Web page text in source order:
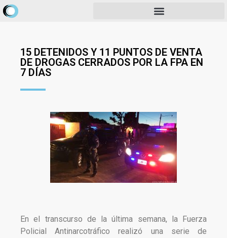
15 DETENIDOS Y 11 PUNTOS DE VENTA
DE DROGAS CERRADOS POR LA FPA EN
7 DÍAS
En el transcurso de la última semana, la Fuerza
Policial Antinarcotráfico realizó una serie de